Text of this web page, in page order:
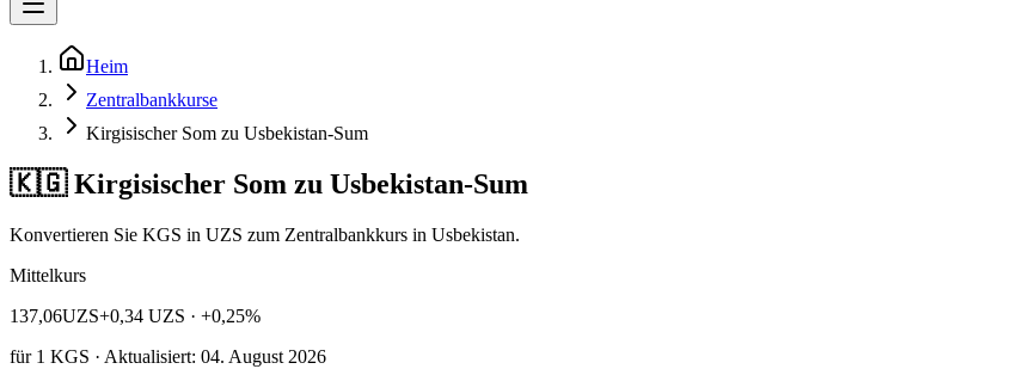
Heim
Zentralbankkurse
Kirgisischer Som zu Usbekistan-Sum
🇰🇬 Kirgisischer Som zu Usbekistan-Sum
Konvertieren Sie KGS in UZS zum Zentralbankkurs in Usbekistan.
Mittelkurs
137,06UZS+0,34 UZS · +0,25%
für1 KGS · Aktualisiert: 04. August 2026